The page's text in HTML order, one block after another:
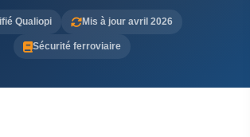
Qualiopi Mis à jour avril 2026
Sécurité ferroviaire